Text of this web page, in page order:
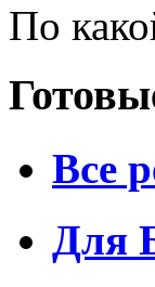
По
Все
Для